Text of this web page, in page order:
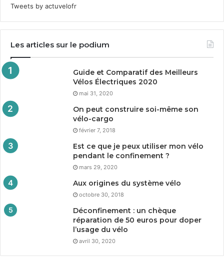
Tweets by actuvelofr
Les articles sur le podium
Guide et Comparatif des Meilleurs
Vélos Électriques 2020
mai 31, 2020
On peut construire soi-même son
vélo-cargo
février 7, 2018
Est ce que je peux utiliser mon vélo
pendant le confinement ?
mars 29, 2020
Aux origines du système vélo
octobre 30, 2018
Déconfinement : un chèque
réparation de 50 euros pour doper
l’usage du vélo
avril 30, 2020